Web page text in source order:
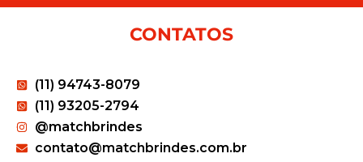
CONTATOS
(11) 94743-8079
(11) 93205-2794
@matchbrindes
contato@matchbrindes.com.br